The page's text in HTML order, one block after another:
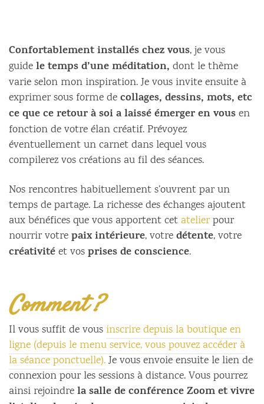
Confortablement installés chez vous, je vous
guidele temps d’une méditation, dont le thème
varie selon mon inspiration. Je vous invite ensuite à
exprimer sous forme decollages, dessins, mots, etc
ce que ce retour à soi a laissé émerger en vousen
fonction de votre élan créatif. Prévoyez
éventuellement un carnet dans lequel vous
compilerez vos créations au fil des séances.
Nos rencontres habituellement s’ouvrent par un
temps de partage. La richesse des échanges ajoutent
aux bénéfices que vous apportent cetatelierpour
nourrir votrepaix intérieure, votredétente, votre
créativitéet vosprises de conscience.
Comment ?
Il vous suffit de vous inscrire depuis la boutique en
ligne (depuis le menu service, vous pouvez accéder à
la séance ponctuelle).Je vous envoie ensuite le lien de
connexion pour les sessions à distance. Vous pourrez
ainsi rejoindrela salle de conférence Zoom et vivre